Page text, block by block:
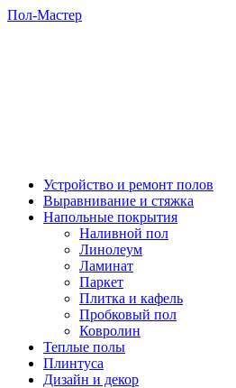
Пол-Мастер
Устройство и ремонт полов
Выравнивание и стяжка
Напольные покрытия
Наливной пол
Линолеум
Ламинат
Паркет
Плитка и кафель
Пробковый пол
Ковролин
Теплые полы
Плинтуса
Дизайн и декор